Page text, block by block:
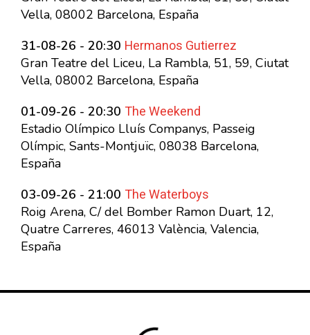
Vella, 08002 Barcelona, España
31-08-26 - 20:30 Hermanos Gutierrez
Gran Teatre del Liceu, La Rambla, 51, 59, Ciutat
Vella, 08002 Barcelona, España
01-09-26 - 20:30 The Weekend
Estadio Olímpico Lluís Companys, Passeig
Olímpic, Sants-Montjuïc, 08038 Barcelona,
España
03-09-26 - 21:00 The Waterboys
Roig Arena, C/ del Bomber Ramon Duart, 12,
Quatre Carreres, 46013 València, Valencia,
España